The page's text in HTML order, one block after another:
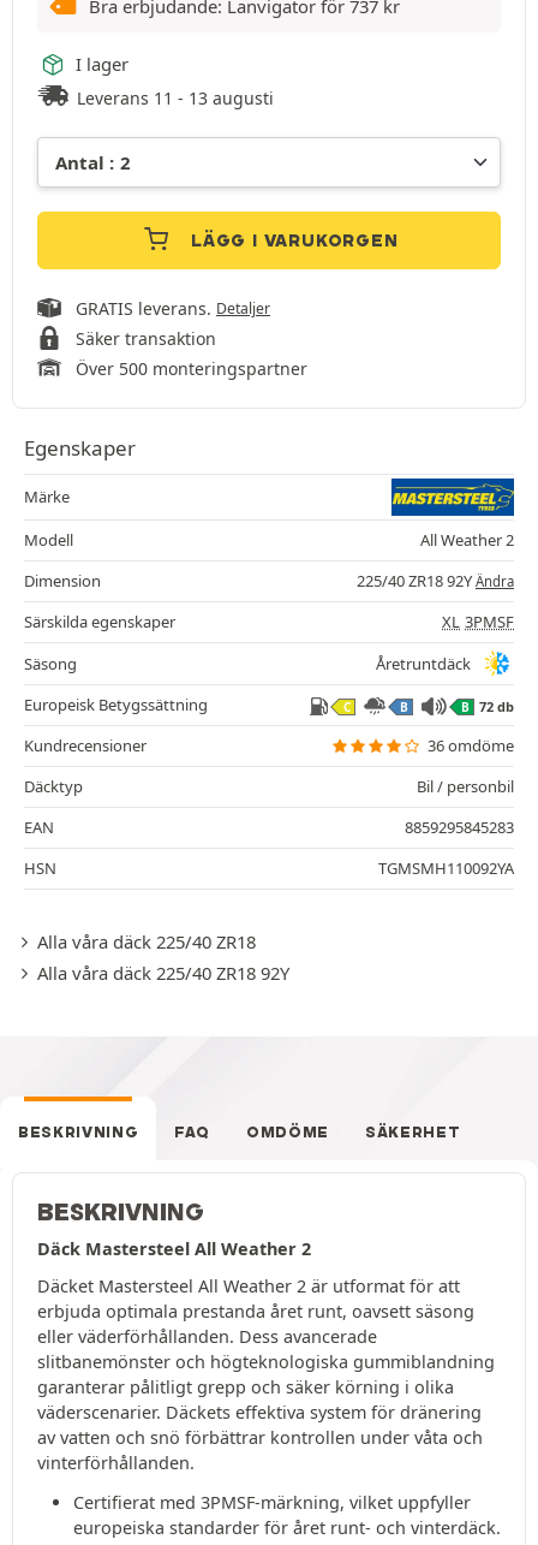
Bra erbjudande: Lanvigator för 737 kr
I lager
Leverans 11 - 13 augusti
LÄGG I VARUKORGEN
GRATIS leverans. Detaljer
Säker transaktion
Över 500 monteringspartner
Egenskaper
Märke
Modell
All Weather 2
Dimension
225/40 ZR18 92Y Ändra
Särskilda egenskaper XL 3PMSF
Säsong
Åretruntdäck
Europeisk Betygssättning
C B B 72 db
Kundrecensioner
36 omdöme
Däcktyp
Bil / personbil
EAN
8859295845283
HSN
TGMSMH110092YA
Alla våra däck 225/40 ZR18
Alla våra däck 225/40 ZR18 92Y
BESKRIVNING FAQ OMDÖME SÄKERHET
BESKRIVNING
Däck Mastersteel All Weather 2
Däcket Mastersteel All Weather 2 är utformat för att
erbjuda optimala prestanda året runt, oavsett säsong
eller väderförhållanden. Dess avancerade
slitbanemönster och högteknologiska gummiblandning
garanterar pålitligt grepp och säker körning i olika
väderscenarier. Däckets effektiva system för dränering
av vatten och snö förbättrar kontrollen under våta och
vinterförhållanden.
Certifierat med 3PMSF-märkning, vilket uppfyller
europeiska standarder för året runt- och vinterdäck.